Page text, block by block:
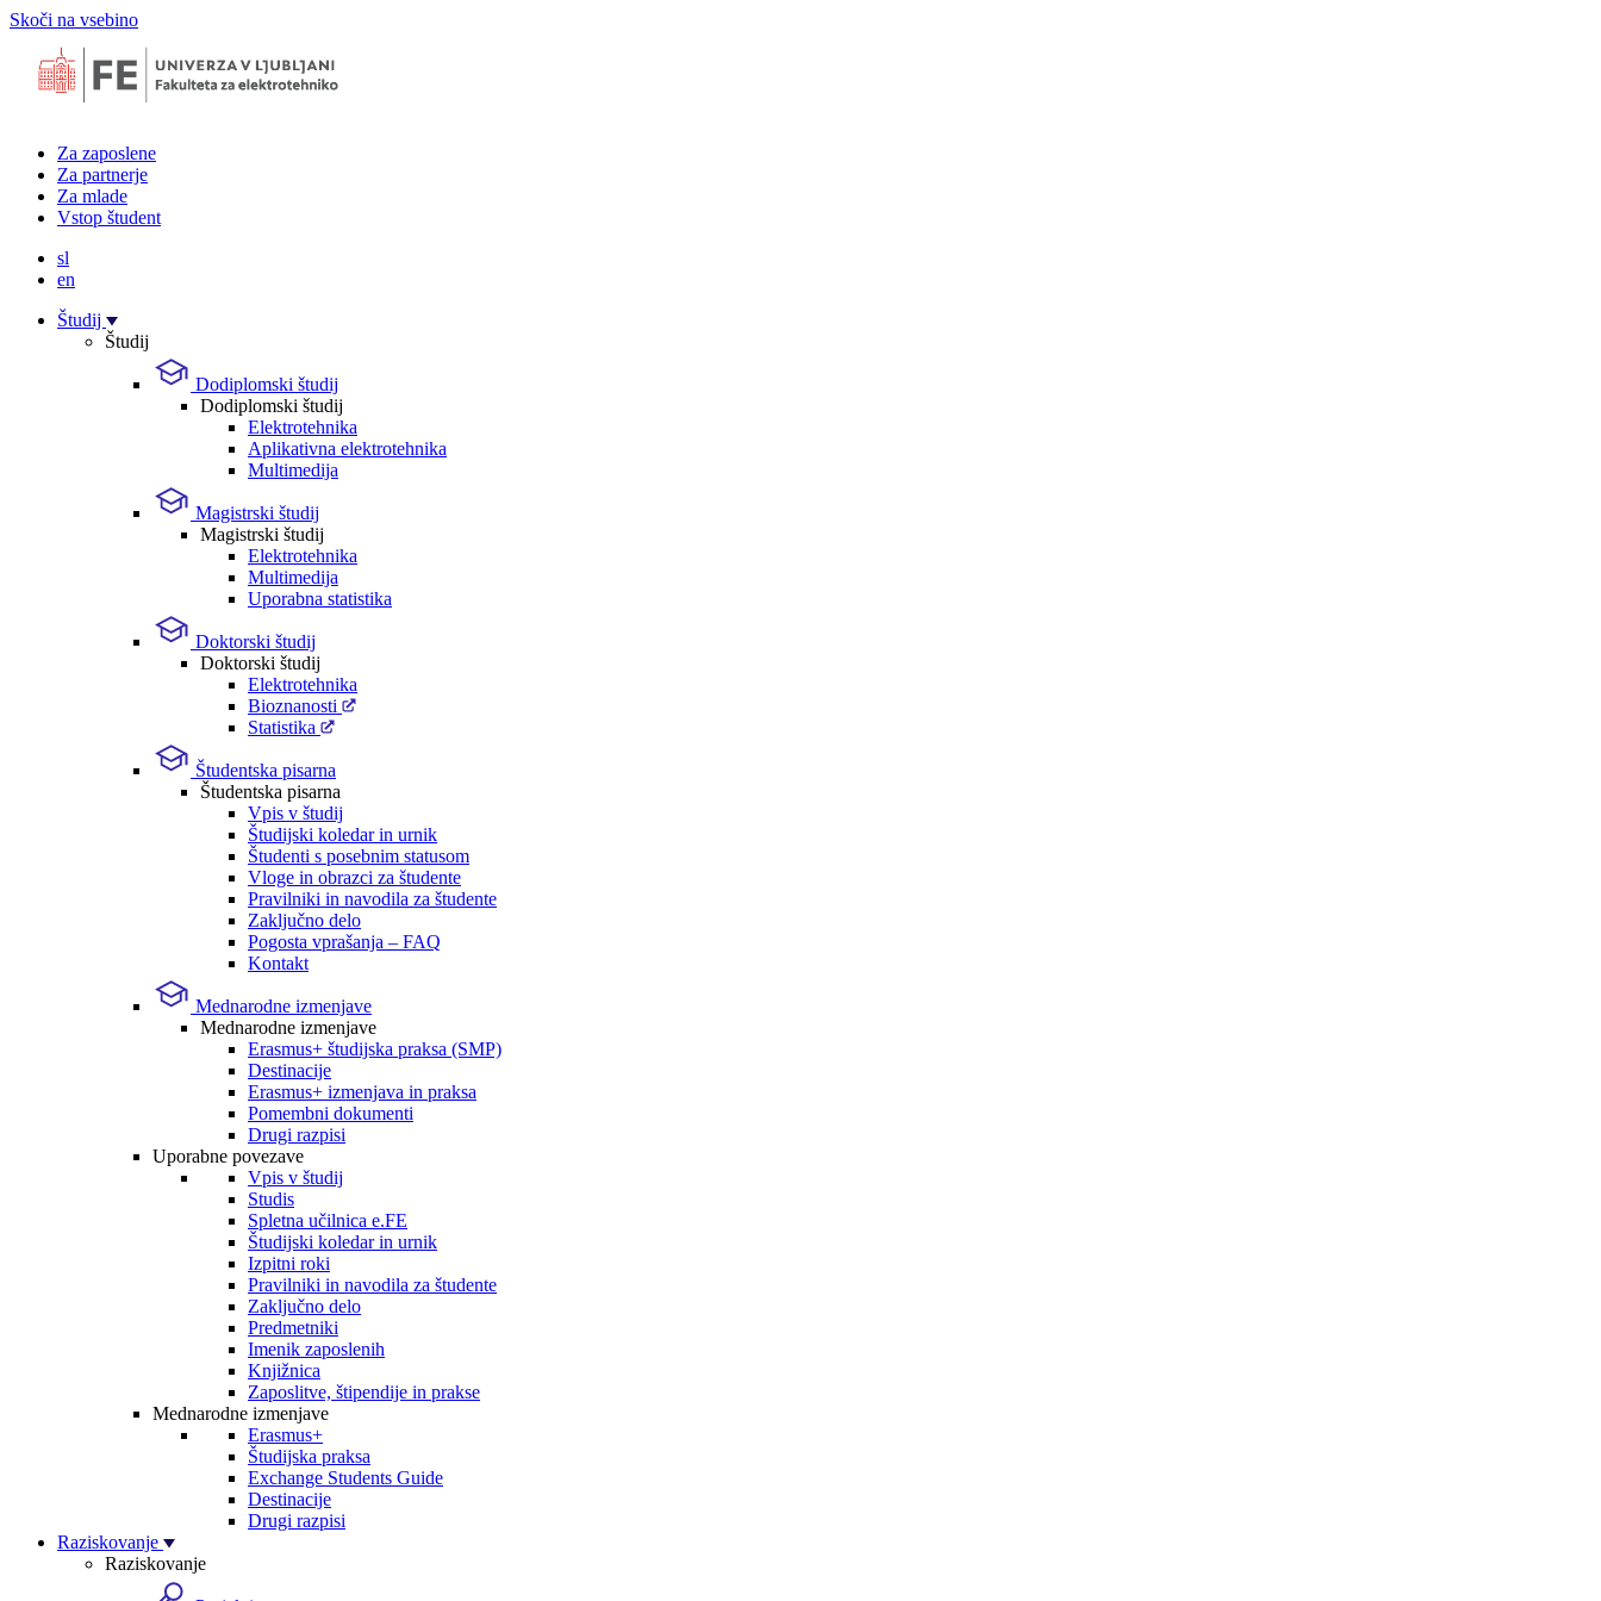
Skoči na vsebino
Za zaposlene
Za partnerje
Za mlade
Vstop študent
sl
en
Študij
Študij
Dodiplomski študij
Dodiplomski študij
Elektrotehnika
Aplikativna elektrotehnika
Multimedija
Magistrski študij
Magistrski študij
Elektrotehnika
Multimedija
Uporabna statistika
Doktorski študij
Doktorski študij
Elektrotehnika
Bioznanosti
Statistika
Študentska pisarna
Študentska pisarna
Vpis v študij
Študijski koledar in urnik
Študenti s posebnim statusom
Vloge in obrazci za študente
Pravilniki in navodila za študente
Zaključno delo
Pogosta vprašanja – FAQ
Kontakt
Mednarodne izmenjave
Mednarodne izmenjave
Erasmus+ študijska praksa (SMP)
Destinacije
Erasmus+ izmenjava in praksa
Pomembni dokumenti
Drugi razpisi
Uporabne povezave
Vpis v študij
Studis
Spletna učilnica e.FE
Študijski koledar in urnik
Izpitni roki
Pravilniki in navodila za študente
Zaključno delo
Predmetniki
Imenik zaposlenih
Knjižnica
Zaposlitve, štipendije in prakse
Mednarodne izmenjave
Erasmus+
Študijska praksa
Exchange Students Guide
Destinacije
Drugi razpisi
Raziskovanje
Raziskovanje